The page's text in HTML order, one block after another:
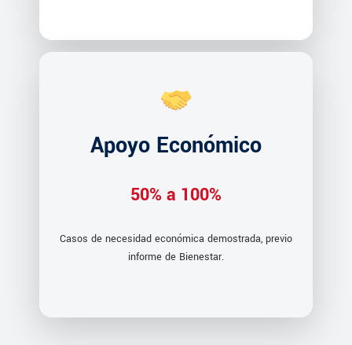
Apoyo Económico
50% a 100%
Casos de necesidad económica demostrada, previo
informe de Bienestar.